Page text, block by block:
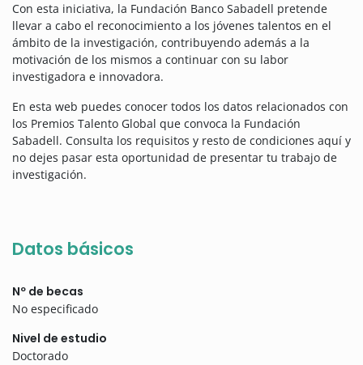
Con esta iniciativa, la Fundación Banco Sabadell pretende
llevar a cabo el reconocimiento a los jóvenes talentos en el
ámbito de la investigación, contribuyendo además a la
motivación de los mismos a continuar con su labor
investigadora e innovadora.
En esta web puedes conocer todos los datos relacionados con
los Premios Talento Global que convoca la Fundación
Sabadell. Consulta los requisitos y resto de condiciones aquí y
no dejes pasar esta oportunidad de presentar tu trabajo de
investigación.
Datos básicos
Nº de becas
No especificado
Nivel de estudio
Doctorado